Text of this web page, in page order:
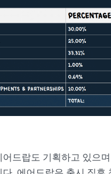
어드랍도 기획하고 있으